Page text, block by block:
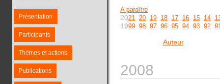
Présentation
Participants
Thèmes et actions
Publications
A paraître
2021 20 19 18 17 16 15 14
1999 98 97 96 95 94 93 92
Auteur
2008